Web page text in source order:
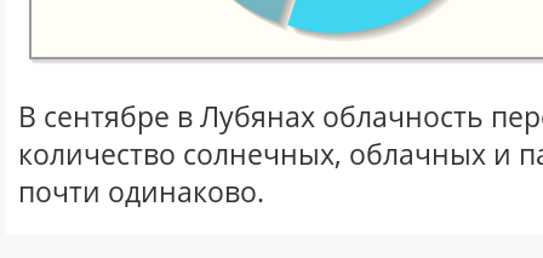
В сентябре в Лубянах облачность
количество солнечных, облачных и
почти одинаково.